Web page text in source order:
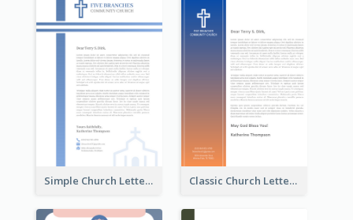
Simple Church Letterhead Classic Church Letterhead